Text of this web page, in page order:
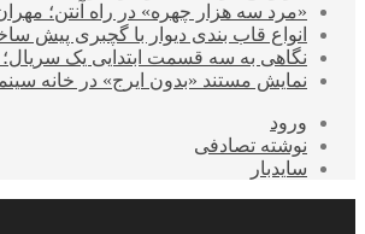
«مرد سه هزار چهره» در راه آنتن؛
انواع قاب بندی دیوار با گچبری پیش
نگاهی به سه قسمت ابتدایی یک
نمایش مستند «بدون ایرج» در خانه
ورود
نوشته تصادفی
سایدبار